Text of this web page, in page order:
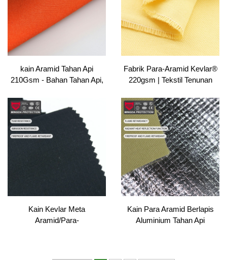
kain Aramid Tahan Api
210Gsm - Bahan Tahan Api,
PPE & Pakaian Industri
Fabrik Para-Aramid Kevlar®
220gsm | Tekstil Tenunan
Panas | Disahkan OEKO-
TEX untuk Pakaian Pelindung
Bomba, Sarung Tangan
Pelindung dan Pakaian Kerja
Industri
Kain Kevlar Meta
Aramid/Para-
Kain Para Aramid Berlapis
Aluminium Tahan Api